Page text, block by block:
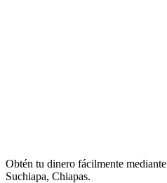
Obtén tu dinero fácilmente
Suchiapa, Chiapas.